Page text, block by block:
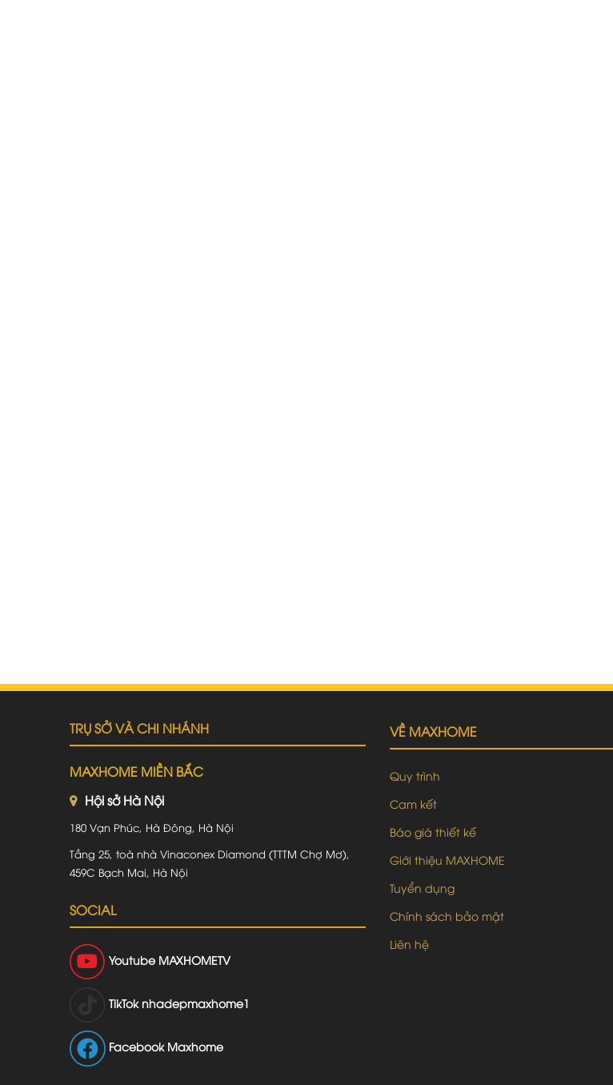
TRỤ SỞ VÀ CHI NHÁNH
MAXHOME MIỀN BẮC
Hội sở Hà Nội
180 Vạn Phúc, Hà Đông, Hà Nội
Tầng 25, toà nhà Vinaconex Diamond (TTTM Chợ Mơ),
459C Bạch Mai, Hà Nội
SOCIAL
Youtube MAXHOMETV
TikTok nhadepmaxhome1
Facebook Maxhome
VỀ MAXHOME
Quy trình
Cam kết
Báo giá thiết kế
Giới thiệu MAXHOME
Tuyển dụng
Chính sách bảo mật
Liên hệ